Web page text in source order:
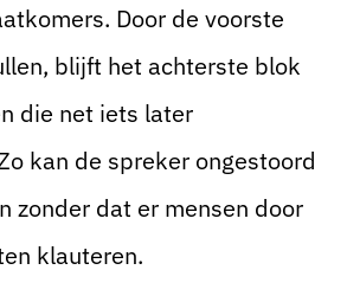
Door de voorste
blijft het achterste blok
die net iets later
kan de spreker ongestoord
zonder dat er mensen door
klauteren.